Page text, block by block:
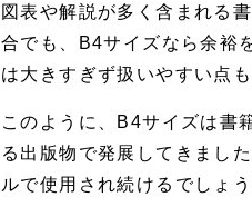
図表や解説が多く含まれる
合でも、B4サイズなら余裕
は大きすぎず扱いやすい点
このように、B4サイズは書
る出版物で発展してきまし
ルで使用され続けるでしょう